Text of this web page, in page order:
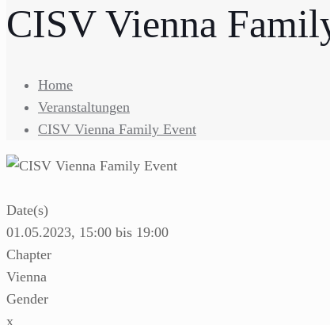
CISV Vienna
Home
Veranstaltungen
CISV Vienna Family Event
Date(s)
01.05.2023, 15:00 bis 19:00
Chapter
Vienna
Gender
x